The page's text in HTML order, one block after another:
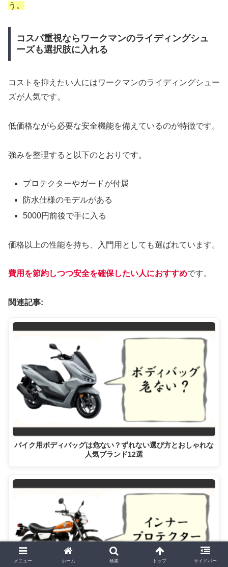
う。
コスパ重視ならワークマンのライディングシュ
ーズも選択肢に入れる
コストを抑えたい人にはワークマンのライディングシュー
ズが人気です。
低価格ながら必要な安全機能を備えているのが特徴です。
強みを整理すると以下のとおりです。
プロテクターやガードが付属
防水仕様のモデルがある
5000円前後で手に入る
価格以上の性能を持ち、入門用としても選ばれています。
費用を節約しつつ安全を確保したい人におすすめです。
関連記事:
バイク用ボディバッグは危ない？ずれない選び方とおしゃれな
人気ブランド12選
メニュー ホーム 検索 トップ サイドバー